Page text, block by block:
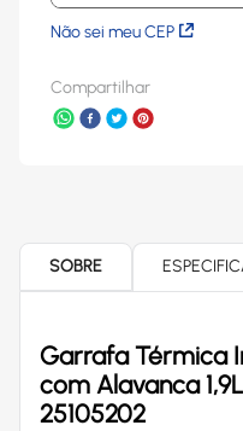
Não sei meu CEP
Compartilhar
SOBRE
Garrafa Térmica
com Alavanca
25105202